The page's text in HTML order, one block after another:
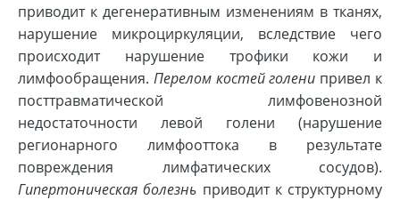
приводит к дегенеративным изменениям в тканях,
нарушение микроциркуляции, вследствие чего
происходит нарушение трофики кожи и
лимфообращения. Перелом костей голени привел к
посттравматической лимфовенозной
недостаточности левой голени (нарушение
регионарного лимфооттока в результате
повреждения лимфатических сосудов).
Гипертоническая болезнь приводит к структурному